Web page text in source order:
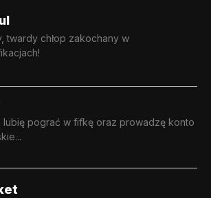
twardy chłop zakochany w
lubię pograć w fifkę oraz prowadzę konto